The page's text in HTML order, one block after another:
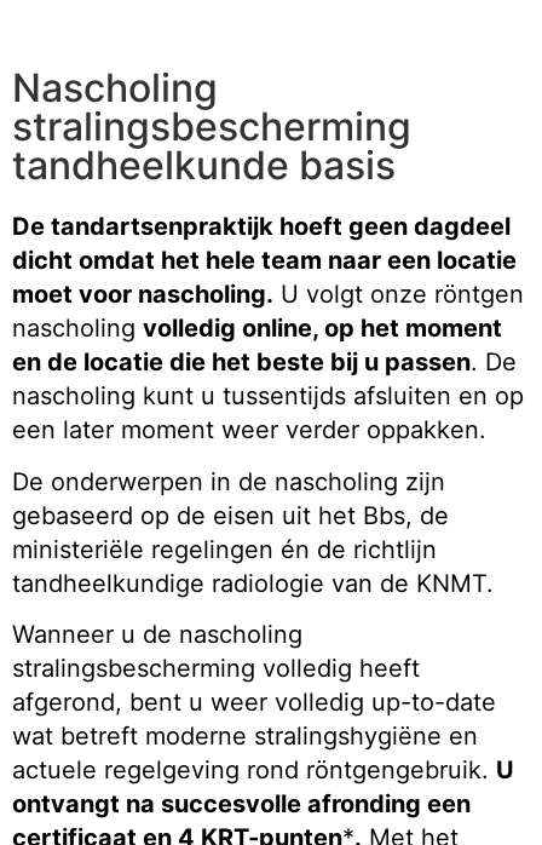
Nascholing
stralingsbescherming
tandheelkunde basis
De tandartsenpraktijk hoeft geen dagdeel
dicht omdat het hele team naar een locatie
moet voor nascholing. U volgt onze röntgen
nascholing volledig online, op het moment
en de locatie die het beste bij u passen. De
nascholing kunt u tussentijds afsluiten en op
een later moment weer verder oppakken.
De onderwerpen in de nascholing zijn
gebaseerd op de eisen uit het Bbs, de
ministeriële regelingen én de richtlijn
tandheelkundige radiologie van de KNMT.
Wanneer u de nascholing
stralingsbescherming volledig heeft
afgerond, bent u weer volledig up-to-date
wat betreft moderne stralingshygiëne en
actuele regelgeving rond röntgengebruik. U
ontvangt na succesvolle afronding een
certificaat en 4 KRT-punten*. Met het